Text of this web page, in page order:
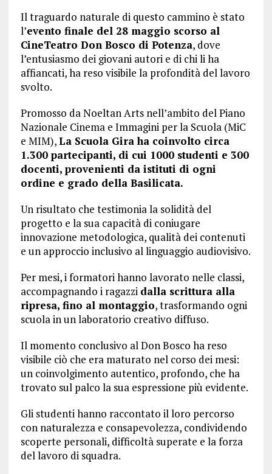
Il traguardo naturale di questo cammino è stato
l’evento finale del 28 maggio scorso al
CineTeatro Don Bosco di Potenza, dove
l’entusiasmo dei giovani autori e di chi li ha
affiancati, ha reso visibile la profondità del lavoro
svolto.
Promosso da Noeltan Arts nell’ambito del Piano
Nazionale Cinema e Immagini per la Scuola (MiC
e MIM),La Scuola Gira ha coinvolto circa
1.300 partecipanti, di cui 1000 studenti e 300
docenti, provenienti da istituti di ogni
ordine e grado della Basilicata.
Un risultato che testimonia la solidità del
progetto e la sua capacità di coniugare
innovazione metodologica, qualità dei contenuti
e un approccio inclusivo al linguaggio audiovisivo.
Per mesi, i formatori hanno lavorato nelle classi,
accompagnando i ragazzi dalla scrittura alla
ripresa, fino al montaggio, trasformando ogni
scuola in un laboratorio creativo diffuso.
Il momento conclusivo al Don Bosco ha reso
visibile ciò che era maturato nel corso dei mesi:
un coinvolgimento autentico, profondo, che ha
trovato sul palco la sua espressione più evidente.
Gli studenti hanno raccontato il loro percorso
con naturalezza e consapevolezza, condividendo
scoperte personali, difficoltà superate e la forza
del lavoro di squadra.